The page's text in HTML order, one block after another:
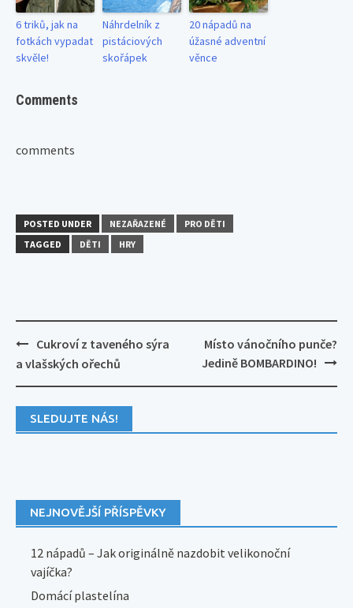
6 triků, jak na
fotkách vypadat
skvěle!
Náhrdelník z
pistáciových
skořápek
20 nápadů na
úžasné adventní
věnce
Comments
comments
POSTED UNDER NEZAŘAZENÉ
PRO DĚTI
TAGGED
DĚTI HRY
Post
navigation
Cukroví z taveného sýra
a vlašských ořechů
Místo vánočního punče?
Jedině BOMBARDINO!
SLEDUJTE NÁS!
NEJNOVĚJŠÍ PŘÍSPĚVKY
12 nápadů – Jak originálně nazdobit velikonoční
vajíčka?
Domácí plastelína